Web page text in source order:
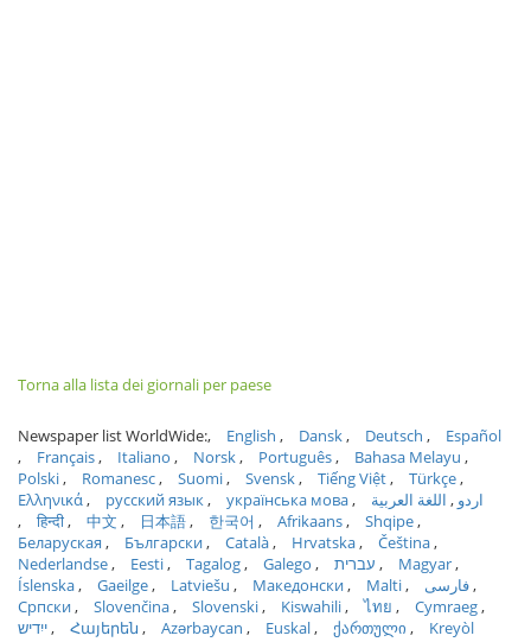
Torna alla lista dei giornali per paese
Newspaper list WorldWide: English Dansk Deutsch
Español
Français
Italiano Norsk Português
Bahasa Melayu
Polski
Romanesc Suomi Svensk Tiếng Việt
Türkçe
Ελληνικά
русский язык українська мова اردو
اللغة العربية
हिन्दी
中文 日本語 한국어 Afrikaans
Shqipe
Беларуская
Български Català Hrvatska
Čeština
Nederlandse
Eesti Tagalog Galego עברית
Magyar
Íslenska
Gaeilge Latviešu Македонски Malti
فارسی
Српски
Slovenčina Slovenski Kiswahili ไทย
Cymraeg
ייִדיש
Հայերեն Azərbaycan Euskal ქართული
Kreyòl